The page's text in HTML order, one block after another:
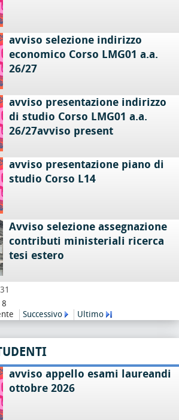
avviso selezione indirizzo
economico Corso LMG01 a.a.
26/27
avviso presentazione indirizzo
di studio Corso LMG01 a.a.
26/27avviso present
avviso presentazione piano di
studio Corso L14
Avviso selezione assegnazione
contributi ministeriali ricerca
tesi estero
Successivo Ultimo
avviso appello esami laureandi
ottobre 2026